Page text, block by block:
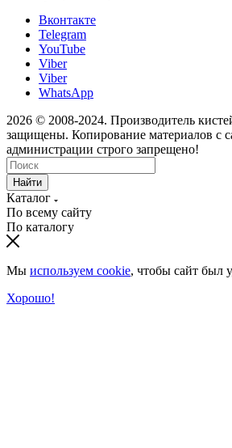
Вконтакте
Telegram
YouTube
Viber
Viber
WhatsApp
2026 © 2008-2024. Производитель
защищены. Копирование материалов с
администрации строго запрещено!
Найти
Каталог
По всему сайту
По каталогу
Мы используем cookie, чтобы сайт был
Хорошо!